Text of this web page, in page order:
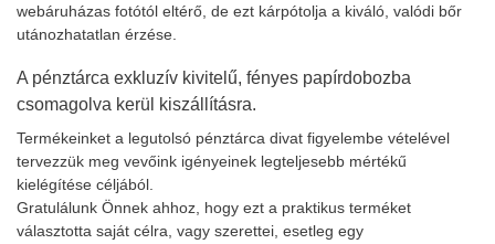
webáruházas fotótól eltérő, de ezt kárpótolja a kiváló, valódi bőr
utánozhatatlan érzése.
A pénztárca exkluzív kivitelű, fényes papírdobozba
csomagolva kerül kiszállításra.
Termékeinket a legutolsó pénztárca divat figyelembe vételével
tervezzük meg vevőink igényeinek legteljesebb mértékű
kielégítése céljából.
Gratulálunk Önnek ahhoz, hogy ezt a praktikus terméket
választotta saját célra, vagy szerettei, esetleg egy